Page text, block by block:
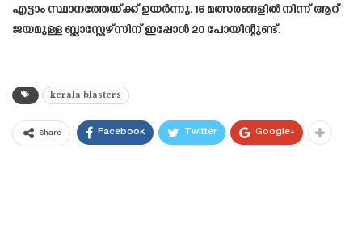
എട്ടാം സ്ഥാനത്തേയ്ക്ക് ഉയർന്നു. 16 മത്സരങ്ങളിൽ നിന്ന് ആറ്
ജയമുള്ള ബ്ലാസ്റ്റേഴ്സിന് ഇപ്പോൾ 20 പോയിന്റുണ്ട്.
kerala blasters
Share Facebook Twitter Google+